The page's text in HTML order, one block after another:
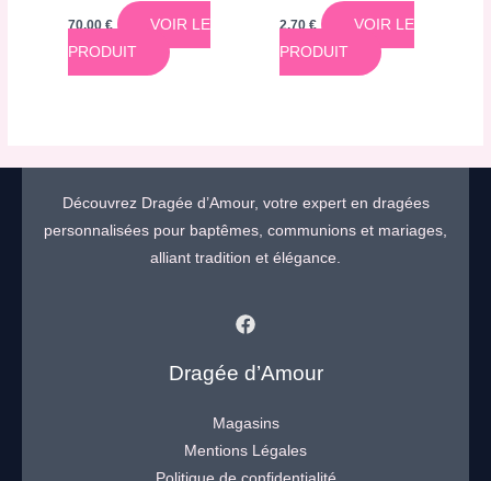
70,00€
VOIR LE
PRODUIT
2,70 €
VOIR LE
PRODUIT
Découvrez Dragée d’Amour, votre expert en dragées
personnalisées pour baptêmes, communions et mariages,
alliant tradition et élégance.
Dragée d’Amour
Magasins
Mentions Légales